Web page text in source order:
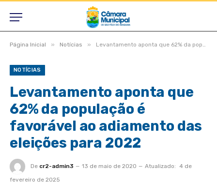
Página Inicial » Notícias » Levantamento aponta que 62% da população é favorável ao adiamento das eleições para 2022
NOTÍCIAS
Levantamento aponta que
62% da população é
favorável ao adiamento das
eleições para 2022
De cr2-admin3 13 de maio de 2020 Atualizado: 4 de
fevereiro de 2025